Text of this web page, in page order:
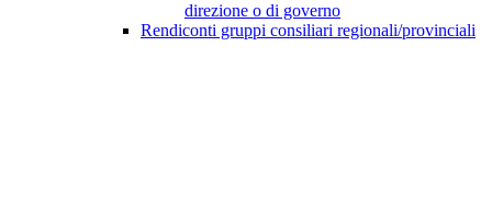
direzione o di governo
Rendiconti gruppi consiliari regionali/provinciali